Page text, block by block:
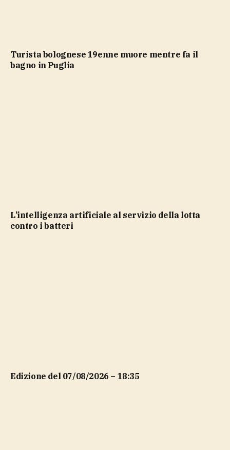
Turista bolognese 19enne muore mentre fa il
bagno in Puglia
L’intelligenza artificiale al servizio della lotta
contro i batteri
Edizione del 07/08/2026 – 18:35